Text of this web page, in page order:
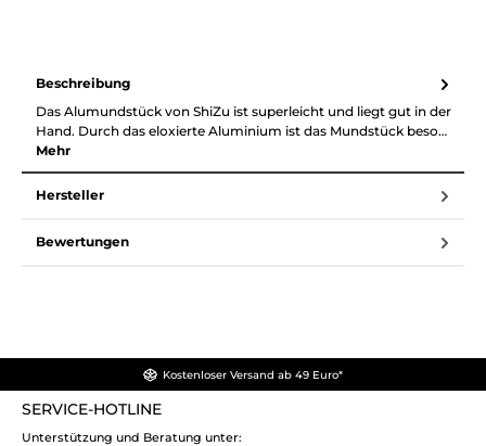
Beschreibung
Das Alumundstück von ShiZu ist superleicht und liegt gut in der
Hand. Durch das eloxierte Aluminium ist das Mundstück beso…
Mehr
Hersteller
Bewertungen
Kostenloser Versand ab 49 Euro*
SERVICE-HOTLINE
Unterstützung und Beratung unter: